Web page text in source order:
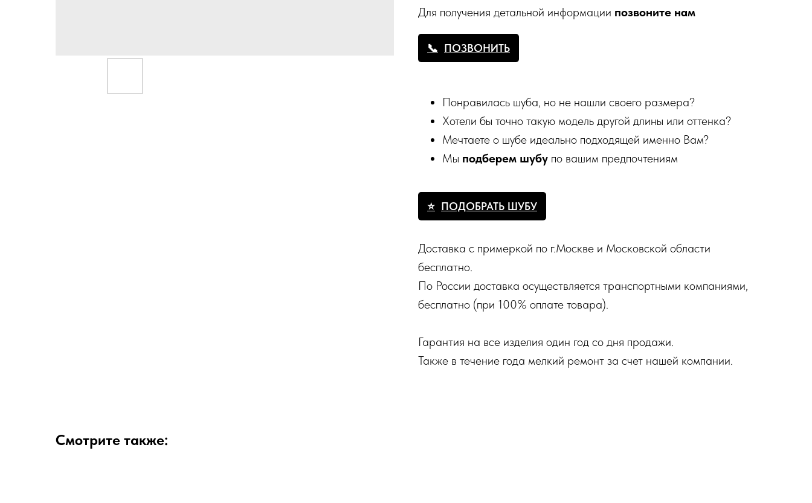
Для получения детальной информации позвоните нам
ПОЗВОНИТЬ
Понравилась шуба, но не нашли своего размера?
Хотели бы точно такую модель другой длины или оттенка?
Мечтаете о шубе идеально подходящей именно Вам?
Мы подберем шубу по вашим предпочтениям
ПОДОБРАТЬ ШУБУ
Доставка с примеркой по г.Москве и Московской области
бесплатно.
По России доставка осуществляется транспортными компаниями,
бесплатно (при 100% оплате товара).
Гарантия на все изделия один год со дня продажи.
Также в течение года мелкий ремонт за счет нашей компании.
Смотрите также: